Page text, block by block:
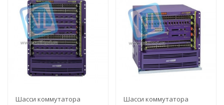
Шасси коммутатора
Шасси коммутатора